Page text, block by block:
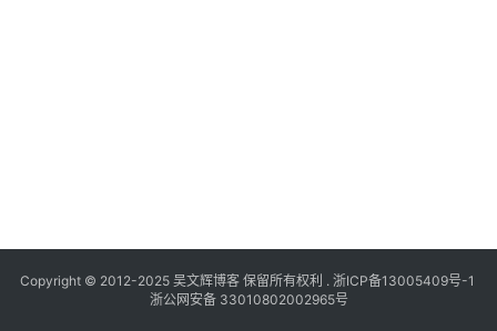
Copyright © 2012-2025 吴文辉博客保留所有权利 . 浙ICP备13005409号-1
浙公网安备 33010802002965号